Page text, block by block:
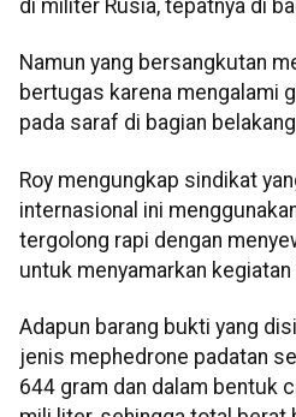
di militer Rusia, tepatnya di
Namun yang bersangkutan
bertugas karena mengalami
pada saraf di bagian
Roy mengungkap sindikat
internasional ini
tergolong rapi dengan
untuk menyamarkan kegiatan
Adapun barang bukti yang
jenis mephedrone padatan
644 gram dan dalam bentuk